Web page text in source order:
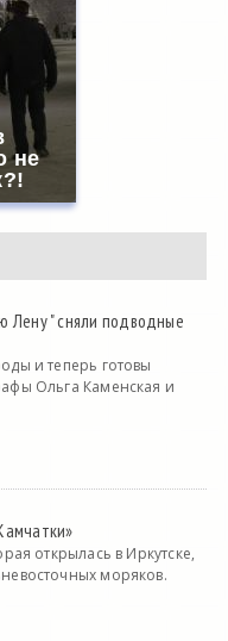
не
Лену " сняли подводные
и теперь готовы
Ольга Каменская и
открылась в Иркутске,
моряков.